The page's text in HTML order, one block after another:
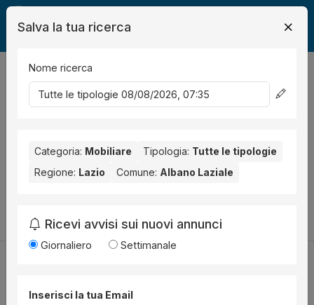
Legalmente Mobili
risultati Ordina per
Nessun risultato per la Provincia selezionata: Roma.
Prova a modificare i parametri di ricerca:
Salva la tua ricerca
Nome ricerca
Categoria: Mobiliare Tipologia: Tutte le tipologie
Regione: Lazio Comune: Albano Laziale
Ricevi avvisi sui nuovi annunci
Giornaliero Settimanale
Inserisci la tua Email